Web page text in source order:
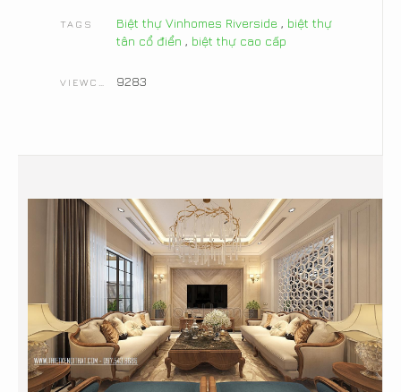
TAGS Biệt thự Vinhomes Riverside, biệt thự
tân cổ điển , biệt thự cao cấp
9283